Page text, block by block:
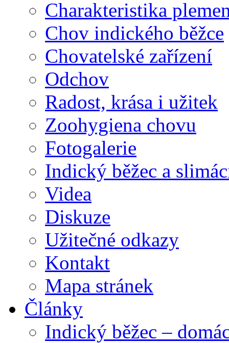
Charakteristika
Chov indického běžce
Chovatelské zařízení
Odchov
Radost, krása i užitek
Zoohygiena chovu
Fotogalerie
Indický běžec a
Videa
Diskuze
Užitečné odkazy
Kontakt
Mapa stránek
Články
Indický běžec –